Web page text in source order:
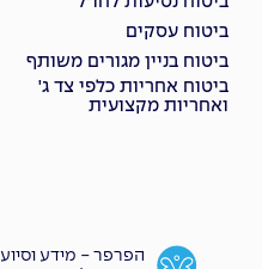
ביטוח עסקים
ביטוח בניין מגורים משותף
ביטוח אחריות כלפי צד ג'
ואחריות מקצועית
הפרפר - מידע וסיוע